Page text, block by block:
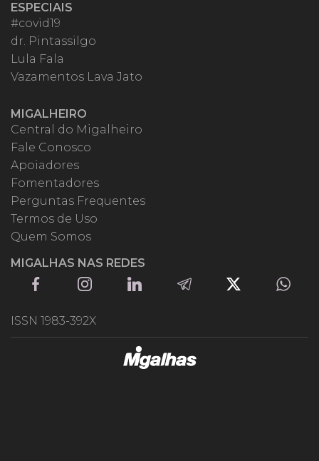
ESPECIAIS
#covid19
dr. Pintassilgo
Lula Fala
Vazamentos Lava Jato
MIGALHEIRO
Central do Migalheiro
Fale Conosco
Apoiadores
Fomentadores
Perguntas Frequentes
Termos de Uso
Quem Somos
MIGALHAS NAS REDES
ISSN 1983-392X